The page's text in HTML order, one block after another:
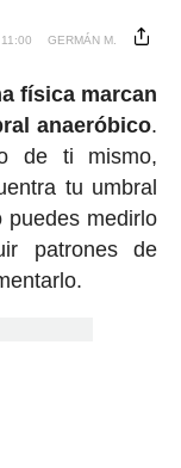
GERMÁN M.
física marcan
anaeróbico.
de ti mismo,
tu umbral
puedes medirlo
patrones de